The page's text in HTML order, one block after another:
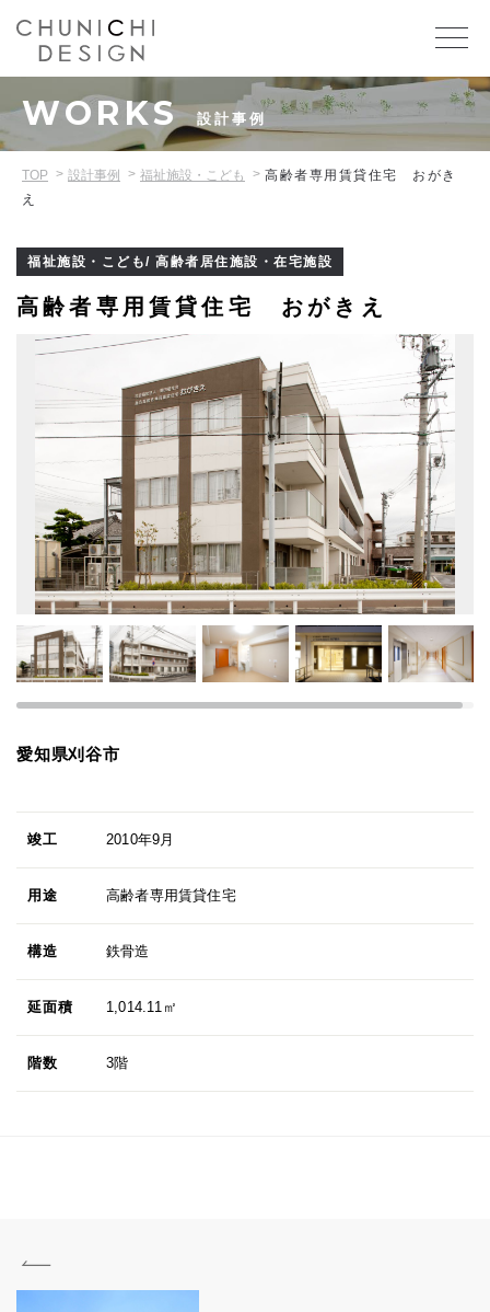
WORKS 設計事例
TOP 設計事例 福祉施設・こども
高齢者専用賃貸住宅 おがき
え
福祉施設・こども/ 高齢者居住施設・在宅施設
高齢者専用賃貸住宅 おがきえ
愛知県刈谷市
竣工 2010年9月
用途 高齢者専用賃貸住宅
構造 鉄骨造
延面積 1,014.11㎡
階数 3階